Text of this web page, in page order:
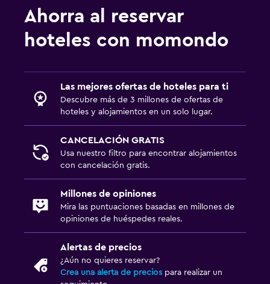
Ahorra al reservar
hoteles con momondo
Las mejores ofertas de hoteles para ti
Descubre más de 3 millones de ofertas de
hoteles y alojamientos en un solo lugar.
CANCELACIÓN GRATIS
Usa nuestro filtro para encontrar alojamientos
con cancelación gratis.
Millones de opiniones
Mira las puntuaciones basadas en millones de
opiniones de huéspedes reales.
Alertas de precios
¿Aún no quieres reservar?
Crea una alerta de precios para realizar un